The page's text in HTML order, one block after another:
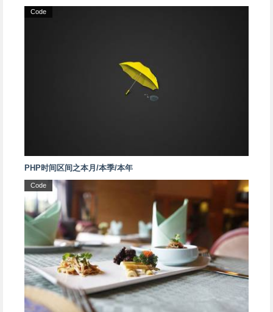
Code
PHP时间区间之本月/本季/本年
Code